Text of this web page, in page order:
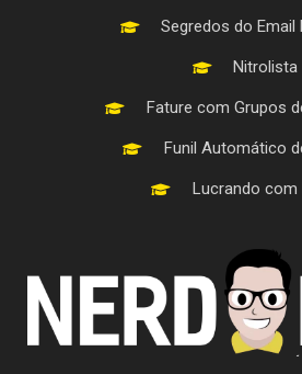
Segredos do Email
Nitrolista
Fature com Grupos
Funil Automático
Lucrando com